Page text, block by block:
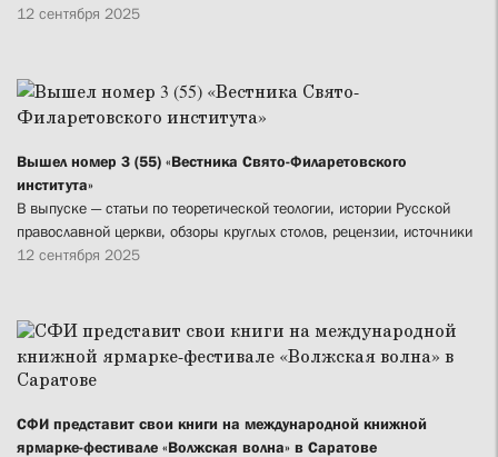
12 сентября 2025
Вышел номер 3 (55) «Вестника Свято-Филаретовского
института»
В выпуске — статьи по теоретической теологии, истории Русской
православной церкви, обзоры круглых столов, рецензии, источники
12 сентября 2025
СФИ представит свои книги на международной книжной
ярмарке-фестивале «Волжская волна» в Саратове